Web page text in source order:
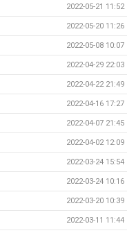
2022-05-21 11:52
2022-05-20 11:26
2022-05-08 10:07
2022-04-29 22:03
2022-04-22 21:49
2022-04-16 17:27
2022-04-07 21:45
2022-04-02 12:09
2022-03-24 15:54
2022-03-24 10:16
2022-03-20 10:39
2022-03-11 11:44